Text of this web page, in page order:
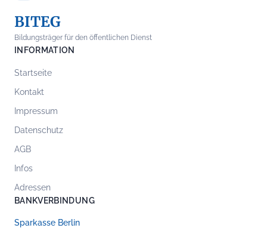
BITEG
Bildungsträger für den öffentlichen Dienst
INFORMATION
Startseite
Kontakt
Impressum
Datenschutz
AGB
Infos
Adressen
BANKVERBINDUNG
Sparkasse Berlin